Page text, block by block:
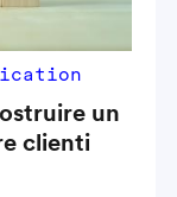
un
clienti